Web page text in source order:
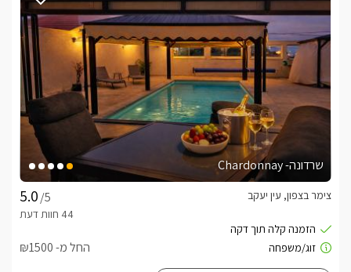
אינטימית וזוגית. בסוויטה המרווחת שני חדרי שינה,  ושני חדרי רחצה
עם טכנולוגיית SMART TV, מטבח גדול ומאובזר קומפלט, פינת
ישיבה מלכותית, חדר רחצה זוגי הכולל כיור זוגי ומקלחון ראש גשם
כפול וחדר ילדים נפרד ומאובזר היטב.במתחם החוץ הפרטי תיהנו
מבריכת שחייה בנויה(מחוממת ומקורה בחורף) בעלת רצפת פסיפס
וחלוקי נחל, מיטות שיזוף, מסך LCD, פינות ישיבה, פינת ברביקיו עם
כיור עבודה צמוד וג'קוזי ספא מקצועי היושב על קו הנוף.
כלול באירוח
בקבוק יין משובח, קפסולות, חלב, עוגיות פריכות, שוקולדים
ריחניים.עיסוייםבתוספת תשלום תוכלו ליהנות מטיפולי ספא מפנקים
על שפת הבריכה או ברחבת הסוויטה לבחירתכם.
שרדונה- Chardonnay
/5
צימר בצפון, עין יעקב
החל מ- ₪1500